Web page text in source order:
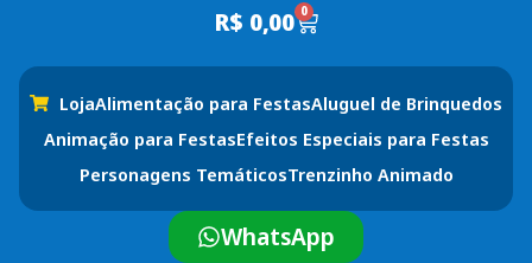
R$ 0,00 0
LojaAlimentação para FestasAluguel de Brinquedos
Animação para FestasEfeitos Especiais para Festas
Personagens TemáticosTrenzinho Animado
WhatsApp